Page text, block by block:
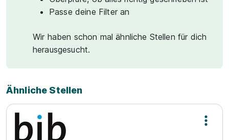
Passe deine Filter an
Wir haben schon mal ähnliche Stellen für dich
herausgesucht.
Ähnliche Stellen